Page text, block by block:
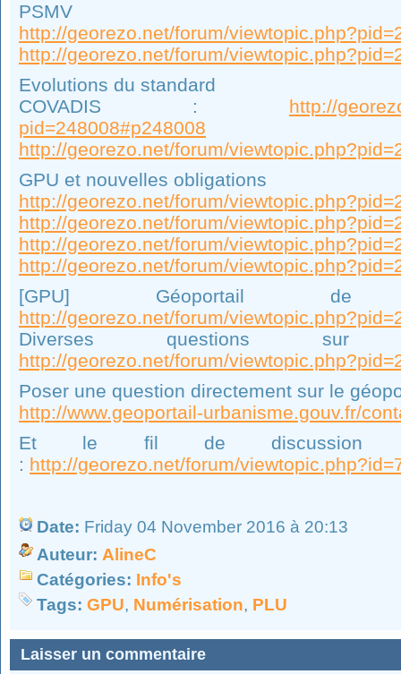
PSMV
http://georezo.net/forum/
http://georezo.net/forum/
Evolutions du standard
COVADIS : http://
pid=248008#p248008
http://georezo.net/forum/
GPU et nouvelles obligations
http://georezo.net/forum/
http://georezo.net/forum/
http://georezo.net/forum/
http://georezo.net/forum/
[GPU] Géoportail de
http://georezo.net/forum/
Diverses questions
http://georezo.net/forum/
Poser une question directement sur le
http://www.geoportail-urbanisme.gouv.fr/
Et le fil de discussion
: http://georezo.net/forum/
Date: Friday 04 November 2016 à 20:13
Auteur: AlineC
Catégories: Info's
Tags: GPU, Numérisation, PLU
Laisser un commentaire